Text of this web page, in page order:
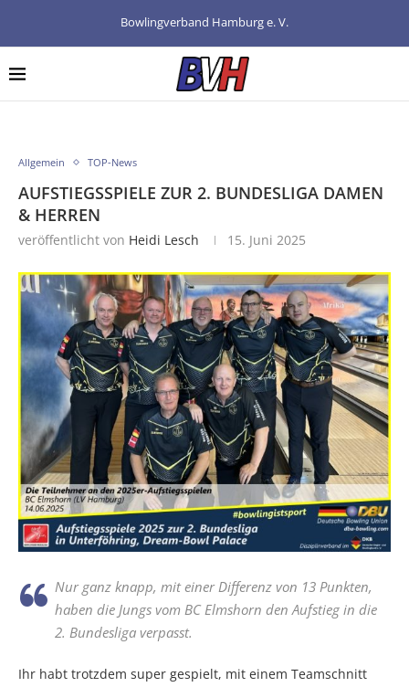
Bowlingverband Hamburg e. V.
Allgemein TOP-News
AUFSTIEGSSPIELE ZUR 2. BUNDESLIGA DAMEN
& HERREN
veröffentlicht von Heidi Lesch 15. Juni 2025
Nur ganz knapp, mit einer Differenz von 13 Punkten,
haben die Jungs vom BC Elmshorn den Aufstieg in die
2. Bundesliga verpasst.
Ihr habt trotzdem super gespielt, mit einem Teamschnitt